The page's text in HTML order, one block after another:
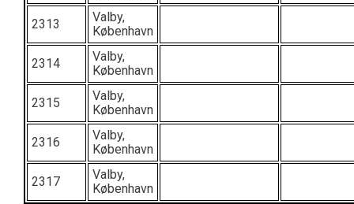
2313
Valby,
København
2314
Valby,
København
2315
Valby,
København
2316
Valby,
København
2317
Valby,
København